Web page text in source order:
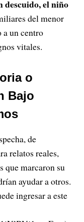
descuido, el niño
del menor
un centro
vitales.
o
Bajo
de
relatos reales,
que marcaron su
ayudar a otros.
ingresar a este